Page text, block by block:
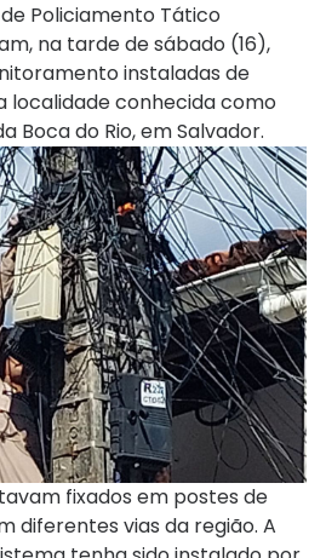
Policiamento Tático
na tarde de sábado (16),
instaladas de
localidade conhecida como
Boca do Rio, em Salvador.
fixados em postes de
diferentes vias da região. A